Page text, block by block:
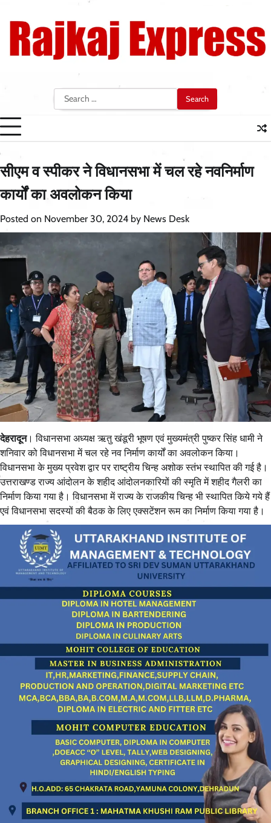
content
Search
for:
सीएम व स्पीकर ने विधानसभा में चल रहे नवनिर्माण
कार्यों का अवलोकन किया
Posted on November 30, 2024 by News Desk
देहरादून। विधानसभा अध्यक्ष ऋतु खंडूरी भूषण एवं मुख्यमंत्री पुष्कर सिंह धामी ने
शनिवार को विधानसभा में चल रहे नव निर्माण कार्यों का अवलोकन किया।
विधानसभा के मुख्य प्रवेश द्वार पर राष्ट्रीय चिन्ह अशोक स्तंभ स्थापित की गई है।
उत्तराखण्ड राज्य आंदोलन के शहीद आंदोलनकारियों की स्मृति में शहीद गैलरी का
निर्माण किया गया है। विधानसभा में राज्य के राजकीय चिन्ह भी स्थापित किये गये हैं
एवं विधानसभा सदस्यों की बैठक के लिए एक्सटेंशन रूम का निर्माण किया गया है।